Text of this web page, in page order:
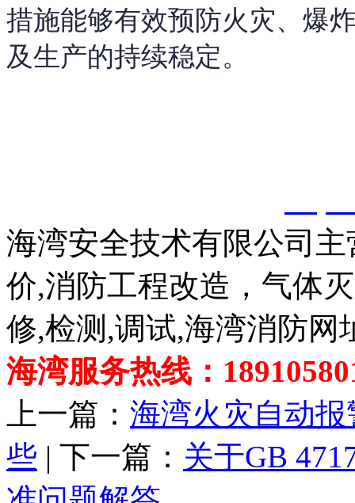
措施能够有效预防火灾、爆
及生产的持续稳定。
海湾安全技术有限公司
价,消防工程改造，气体
修,检测,调试,海湾消防网
海湾服务热线：
上一篇： 海湾火灾自动
些 | 下一篇： 关于GB